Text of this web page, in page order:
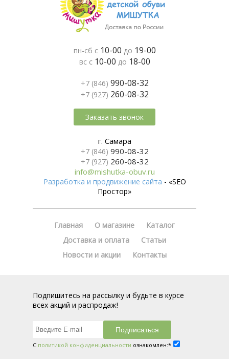
пн-сб с 10-00 до 19-00
вс с 10-00 до 18-00
+7 (846) 990-08-32
+7 (927) 260-08-32
Заказать звонок
г. Самара
+7 (846) 990-08-32
+7 (927) 260-08-32
info@mishutka-obuv.ru
Разработка и продвижение сайта - «SEO
Простор»
Главная О магазине
Каталог
Доставка и оплата
Статьи
Новости и акции
Контакты
Подпишитесь на рассылку и будьте в курсе
всех акций и распродаж!
С политикой конфиденциальности ознакомлен:*